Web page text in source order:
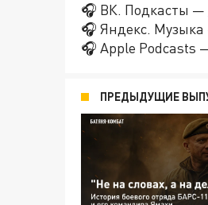
🎧 ВК. Подкасты —
🎧 Яндекс.
🎧 Apple Podcasts
ПРЕДЫДУЩИЕ